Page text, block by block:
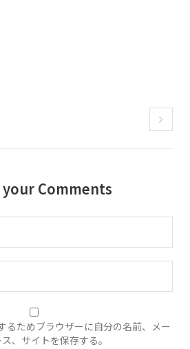
your Comments
るためブラウザーに自分の名前、メー
、サイトを保存する。